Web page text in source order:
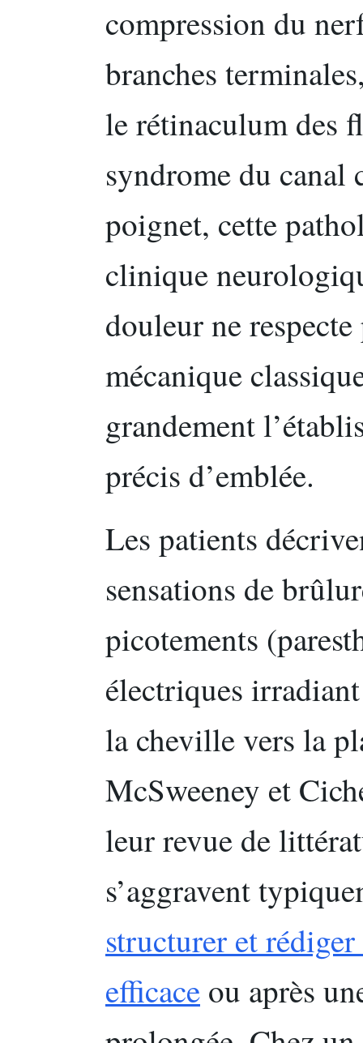
compression du
branches
le rétinaculum des
syndrome du canal
poignet, cette
clinique
douleur ne
mécanique
grandement
précis d’emblée.
Les patients
sensations de
picotements
électriques
la cheville vers la
McSweeney et
leur revue de
s’aggravent
structurer et
efficace ou après